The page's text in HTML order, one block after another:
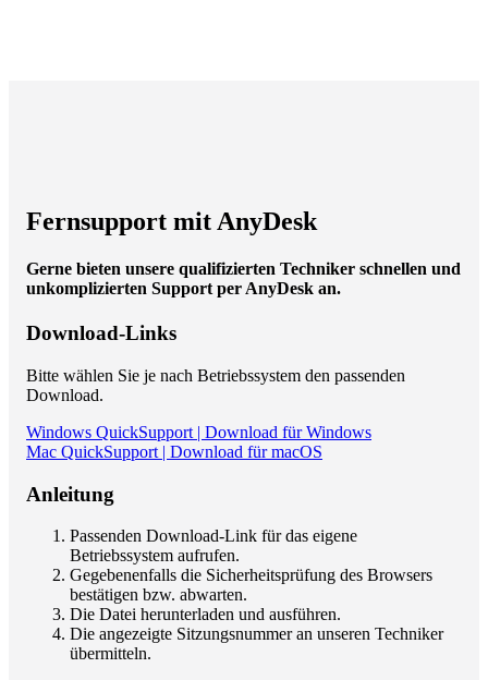
Fernsupport mit AnyDesk
Gerne bieten unsere qualifizierten Techniker schnellen und
unkomplizierten Support per AnyDesk an.
Download-Links
Bitte wählen Sie je nach Betriebssystem den passenden
Download.
Windows QuickSupport | Download für Windows
Mac QuickSupport | Download für macOS
Anleitung
Passenden Download-Link für das eigene
Betriebssystem aufrufen.
Gegebenenfalls die Sicherheitsprüfung des Browsers
bestätigen bzw. abwarten.
Die Datei herunterladen und ausführen.
Die angezeigte Sitzungsnummer an unseren Techniker
übermitteln.